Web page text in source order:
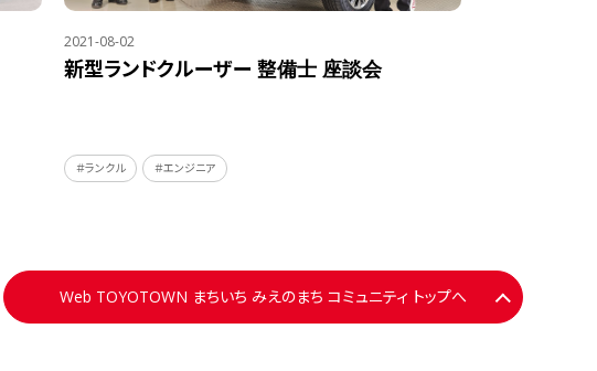
2021-08-02
新型ランドクルーザー 整備士 座談会
＃ランクル ＃エンジニア
Web TOYOTOWN まちいち みえのまち コミュニティ トップへ